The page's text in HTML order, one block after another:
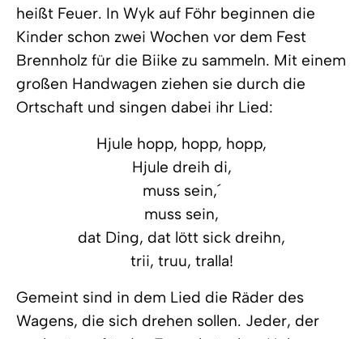
heißt Feuer. In Wyk auf Föhr beginnen die
Kinder schon zwei Wochen vor dem Fest
Brennholz für die Biike zu sammeln. Mit einem
großen Handwagen ziehen sie durch die
Ortschaft und singen dabei ihr Lied:
Hjule hopp, hopp, hopp,
Hjule dreih di,
muss sein,´
muss sein,
dat Ding, dat lött sick dreihn,
trii, truu, tralla!
Gemeint sind in dem Lied die Räder des
Wagens, die sich drehen sollen. Jeder, der